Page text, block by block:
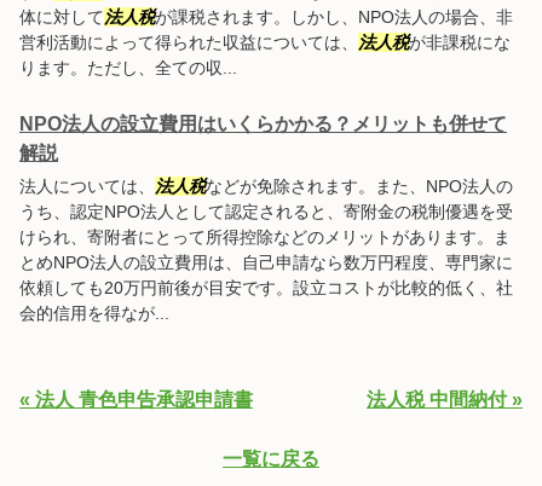
体に対して法人税が課税されます。しかし、NPO法人の場合、非
営利活動によって得られた収益については、
法人税が非課税にな
ります。ただし、全ての収...
NPO法人の設立費用はいくらかかる？メリットも併せて
解説
法人については、 法人税などが免除されます。また、NPO法人の
うち、認定NPO法人として認定されると、寄附金の税制優遇を受
けられ、寄附者にとって所得控除などのメリットがあります。ま
とめNPO法人の設立費用は、自己申請なら数万円程度、専門家に
依頼しても20万円前後が目安です。設立コストが比較的低く、社
会的信用を得なが...
« 法人 青色申告承認申請書 法人税 中間納付 »
一覧に戻る